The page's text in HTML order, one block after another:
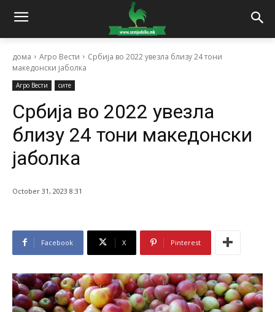
дома Агро Вести
Србија во 2022 увезла близу 24 тони
македонски јаболка
Агро Вести сите
Србија во 2022 увезла
близу 24 тони македонски
јаболка
October 31, 2023 8:31
Facebook X Pinterest